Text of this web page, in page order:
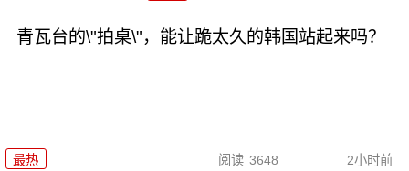
青瓦台的\"拍桌\"，能让跪太久的韩国站起来吗？
最热 阅读 3648 2小时前